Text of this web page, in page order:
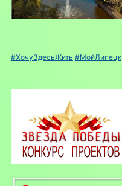
#ХочуЗдесьЖить #МойЛипецк